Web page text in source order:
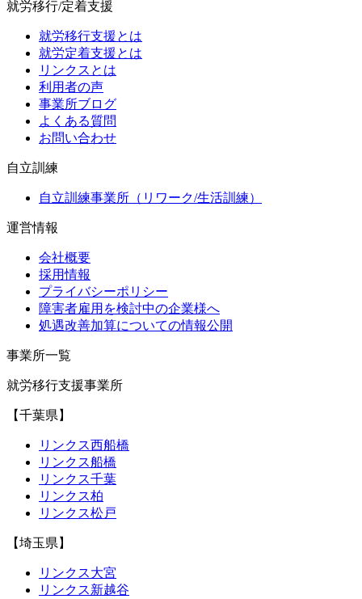
就労移行/定着支援
就労移行支援とは
就労定着支援とは
リンクスとは
利用者の声
事業所ブログ
よくある質問
お問い合わせ
自立訓練
自立訓練事業所（リワーク/生活訓練）
運営情報
会社概要
採用情報
プライバシーポリシー
障害者雇用を検討中の企業様へ
処遇改善加算についての情報公開
事業所一覧
就労移行支援事業所
【千葉県】
リンクス西船橋
リンクス船橋
リンクス千葉
リンクス柏
リンクス松戸
【埼玉県】
リンクス大宮
リンクス新越谷